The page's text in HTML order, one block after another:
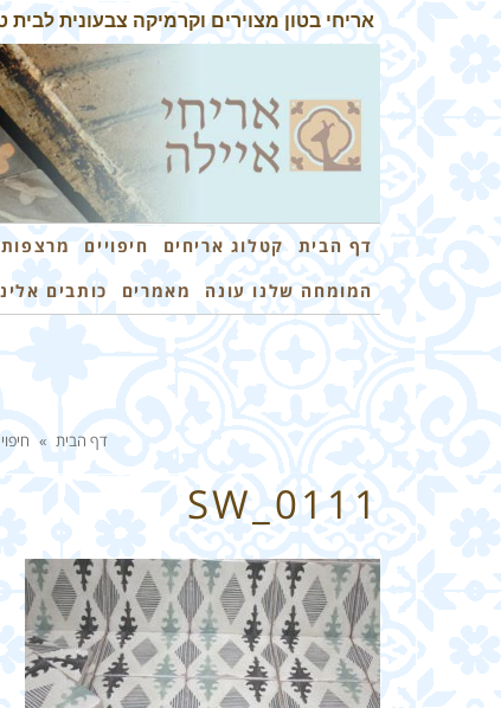
אריחי בטון מצוירים וקרמיקה צבעונית לבית טלפון: 073-
דף הבית קטלוג אריחים חיפויים
המומחה שלנו עונה
מאמרים כותבים
דף הבית »
SW_0111